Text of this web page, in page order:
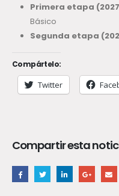
Primera etapa
Básico
Segunda etapa
Compártelo:
Twitter
Compartir esta